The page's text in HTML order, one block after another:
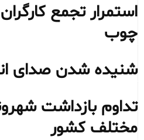
استمرار تجمع
چوب
شنیده شدن صدای
تداوم بازداشت
مختلف کشور